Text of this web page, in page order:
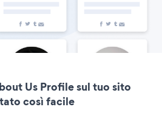
Us Profile sul tuo sito
così facile